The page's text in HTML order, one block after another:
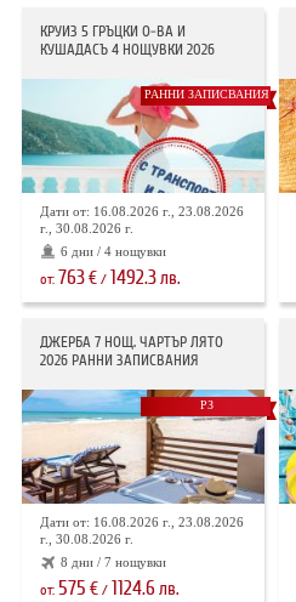
КРУИЗ 5 ГРЪЦКИ О-ВА И
КУШАДАСЪ 4 НОЩУВКИ 2026
РАННИ ЗАПИСВАНИЯ
Дати от: 16.08.2026 г., 23.08.2026
г., 30.08.2026 г.
6 дни / 4 нощувки
от: 763€/ 1492.3лв.
ДЖЕРБА 7 НОЩ. ЧАРТЪР ЛЯТО
2026 РАННИ ЗАПИСВАНИЯ
РЗ
Дати от: 16.08.2026 г., 23.08.2026
г., 30.08.2026 г.
8 дни / 7 нощувки
от: 575 €/ 1124.6лв.